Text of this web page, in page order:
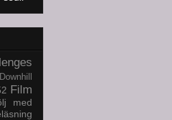
Downhill
Film
med